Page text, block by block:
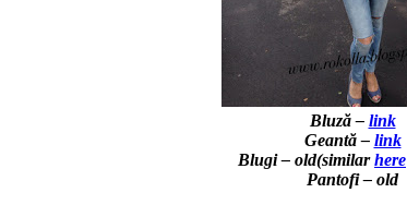
Bluză – link
Geantă – link
Blugi – old(similarhere
Pantofi – old